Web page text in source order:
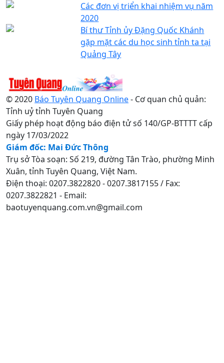
Các đơn vị triển khai nhiệm vụ năm
2020
Bí thư Tỉnh ủy Đặng Quốc Khánh
gặp mặt các du học sinh tỉnh ta tại
Quảng Tây
© 2020 Báo Tuyên Quang Online- Cơ quan chủ quản:
Tỉnh uỷ tỉnh Tuyên Quang
Giấy phép hoạt động báo điện tử số 140/GP-BTTTT cấp
ngày 17/03/2022
Giám đốc: Mai Đức Thông
Trụ sở Tòa soạn: Số 219, đường Tân Trào, phường Minh
Xuân, tỉnh Tuyên Quang, Việt Nam.
Điện thoại: 0207.3822820 - 0207.3817155 / Fax:
0207.3822821 - Email:
baotuyenquang.com.vn@gmail.com